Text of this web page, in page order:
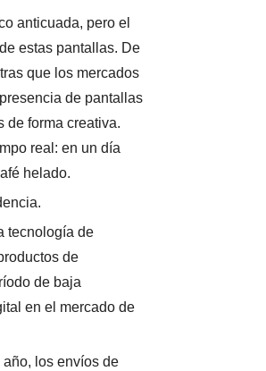
anticuada, pero el
estas pantallas. De
que los mercados
de pantallas
de forma creativa.
real: en un día
helado.
tecnología de
de
de baja
en el mercado de
los envíos de